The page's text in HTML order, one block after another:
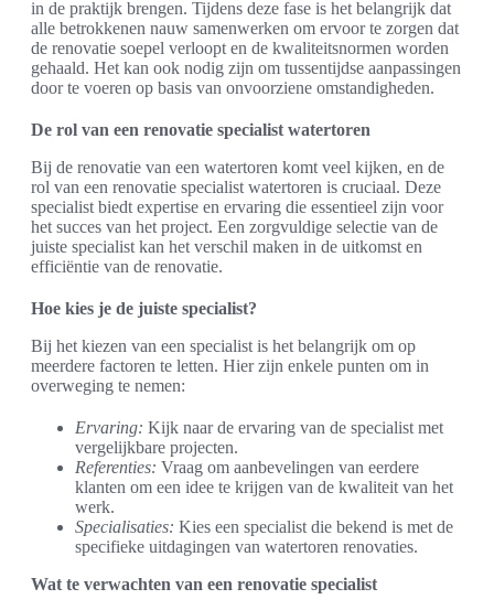
in de praktijk brengen. Tijdens deze fase is het belangrijk dat
alle betrokkenen nauw samenwerken om ervoor te zorgen dat
de renovatie soepel verloopt en de kwaliteitsnormen worden
gehaald. Het kan ook nodig zijn om tussentijdse aanpassingen
door te voeren op basis van onvoorziene omstandigheden.
De rol van een renovatie specialist watertoren
Bij de renovatie van een watertoren komt veel kijken, en de
rol van een renovatie specialist watertoren is cruciaal. Deze
specialist biedt expertise en ervaring die essentieel zijn voor
het succes van het project. Een zorgvuldige selectie van de
juiste specialist kan het verschil maken in de uitkomst en
efficiëntie van de renovatie.
Hoe kies je de juiste specialist?
Bij het kiezen van een specialist is het belangrijk om op
meerdere factoren te letten. Hier zijn enkele punten om in
overweging te nemen:
Ervaring: Kijk naar de ervaring van de specialist met
vergelijkbare projecten.
Referenties: Vraag om aanbevelingen van eerdere
klanten om een idee te krijgen van de kwaliteit van het
werk.
Specialisaties: Kies een specialist die bekend is met de
specifieke uitdagingen van watertoren renovaties.
Wat te verwachten van een renovatie specialist